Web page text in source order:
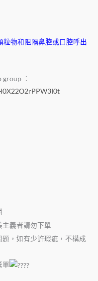
物和阻隔鼻腔或口腔呼出
：
義者請勿下單
，如有少許瑕疵，不構成
單